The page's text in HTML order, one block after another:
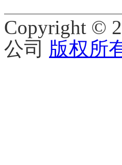
Copyright ©
公司 版权所